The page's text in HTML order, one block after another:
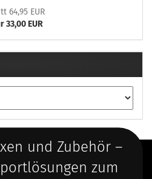
64,95 EUR
33,00 EUR
und Zubehör –
zum